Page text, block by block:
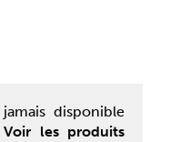
disponible
Voir les produits